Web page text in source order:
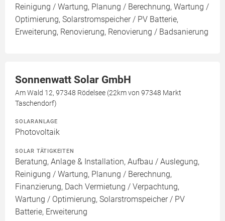
Reinigung / Wartung, Planung / Berechnung, Wartung /
Optimierung, Solarstromspeicher / PV Batterie,
Erweiterung, Renovierung, Renovierung / Badsanierung
Sonnenwatt Solar GmbH
Am Wald 12, 97348 Rödelsee (22km von 97348 Markt
Taschendorf)
SOLARANLAGE
Photovoltaik
SOLAR TÄTIGKEITEN
Beratung, Anlage & Installation, Aufbau / Auslegung,
Reinigung / Wartung, Planung / Berechnung,
Finanzierung, Dach Vermietung / Verpachtung,
Wartung / Optimierung, Solarstromspeicher / PV
Batterie, Erweiterung